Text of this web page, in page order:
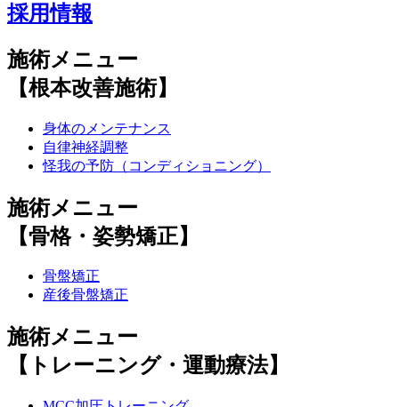
採用情報
施術メニュー
【根本改善施術】
身体のメンテナンス
自律神経調整
怪我の予防（コンディショニング）
施術メニュー
【骨格・姿勢矯正】
骨盤矯正
産後骨盤矯正
施術メニュー
【トレーニング・運動療法】